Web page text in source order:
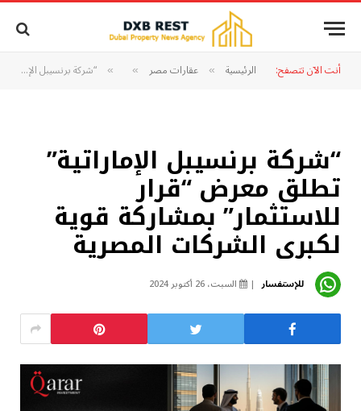
أنت الآن تتصفح: الرئيسية » عقارات مصر »
» “شركة برنسيبل الإماراتية” تطلق معرض “قرار للاستثمار” بمشاركة قوية لكبرى الشركات المصرية
“شركة برنسيبل الإماراتية”
تطلق معرض “قرار
للاستثمار” بمشاركة قوية
لكبرى الشركات المصرية
للإستفسار السبت، 26 أكتوبر 2024